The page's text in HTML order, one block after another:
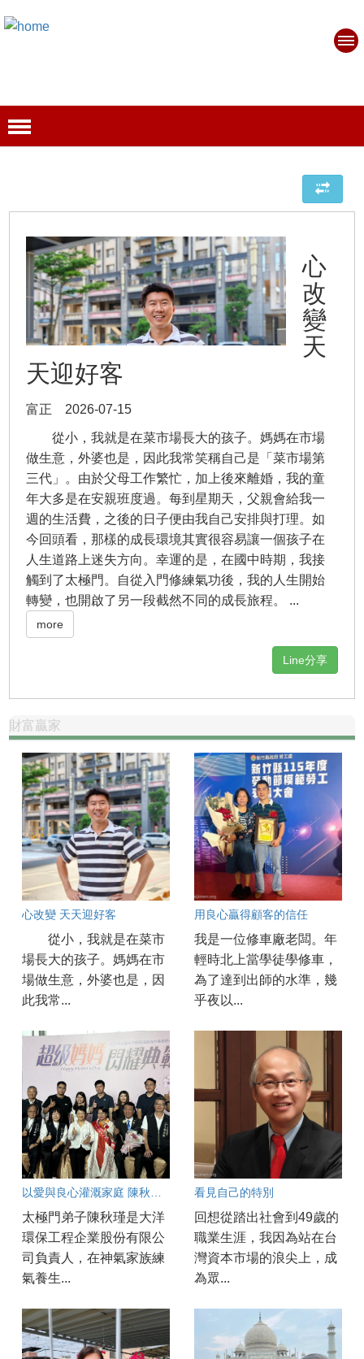
心
改
變
天
天迎好客
富正 2026-07-15
從小，我就是在菜市場長大的孩子。媽媽在市場
做生意，外婆也是，因此我常笑稱自己是「菜市場第
三代」。由於父母工作繁忙，加上後來離婚，我的童
年大多是在安親班度過。每到星期天，父親會給我一
週的生活費，之後的日子便由我自己安排與打理。如
今回頭看，那樣的成長環境其實很容易讓一個孩子在
人生道路上迷失方向。幸運的是，在國中時期，我接
觸到了太極門。自從入門修練氣功後，我的人生開始
轉變，也開啟了另一段截然不同的成長旅程。 ...
more
Line分享
財富贏家
心改變 天天迎好客
從小，我就是在菜市
場長大的孩子。媽媽在市
場做生意，外婆也是，因
此我常...
用良心贏得顧客的信任
我是一位修車廠老闆。年
輕時北上當學徒學修車，
為了達到出師的水準，幾
乎夜以...
太極門弟子陳秋瑾是大洋
環保工程企業股份有限公
司負責人，在神氣家族練
氣養生...
看見自己的特別
回想從踏出社會到49歲的
職業生涯，我因為站在台
灣資本市場的浪尖上，成
為眾...